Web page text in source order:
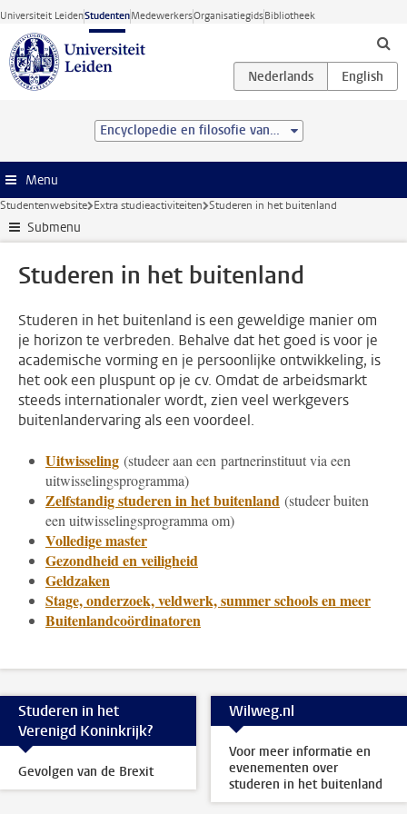
Ga direct naar de inhoud
Universiteit LeidenStudentenMedewerkersOrganisatiegidsBibliotheek
Encyclopedie en filosofie van het recht (LL.M.)
Menu
Studentenwebsite Extra studieactiviteiten Studeren in het buitenland
Submenu
Studeren in het buitenland
Studeren in het buitenland is een geweldige manier om
je horizon te verbreden. Behalve dat het goed is voor je
academische vorming en je persoonlijke ontwikkeling, is
het ook een pluspunt op je cv. Omdat de arbeidsmarkt
steeds internationaler wordt, zien veel werkgevers
buitenlandervaring als een voordeel.
Uitwisseling (studeer aan een partnerinstituut via een
uitwisselingsprogramma)
Zelfstandig studeren in het buitenland (studeer buiten
een uitwisselingsprogramma om)
Volledige master
Gezondheid en veiligheid
Geldzaken
Stage, onderzoek, veldwerk, summer schools en meer
Buitenlandcoördinatoren
Studeren in het
Verenigd Koninkrijk?
Gevolgen van de Brexit
Wilweg.nl
Voor meer informatie en
evenementen over
studeren in het buitenland